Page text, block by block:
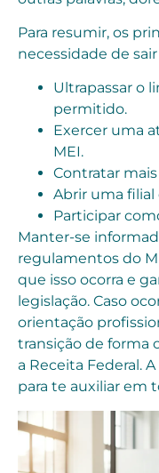
Para resumir, os
necessidade de
Ultrapassar o
permitido.
Exercer uma
MEI.
Contratar
Abrir uma filial
Participar
Manter-se
regulamentos do
que isso ocorra e
legislação. Caso
orientação
transição de forma
a Receita Federal.
para te auxiliar em